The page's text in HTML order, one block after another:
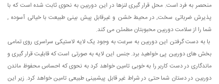
منحصر به فرد است. محل قرار گیری لنزها در این دوربین به نحوی ثابت شده است که با
پذیرش ضرباتی سخت, در محیط خشن و غیرقابل پیش بینی طبیعت با خیالی آسوده ,
شما را از سلامت دوربین محبوبتان مطمئن می کند.
با به دست گرفتن این دوربین به سرعت به وجود یک لایه لاستیکی سراسری روی تمامی
بخش های دوربین پی خواهید برد. جنس این لایه به صورتی است که قابلیت قرار گیری و
ماندگاری در دست کاربر را به خوبی تامین خواهد کرد به نحوی که احساس محفوظ ماندن
دوربین در دستان شما حتی در شراط غیر قابل پیشبینی طبیعی تامین خواهد کرد. زیر این